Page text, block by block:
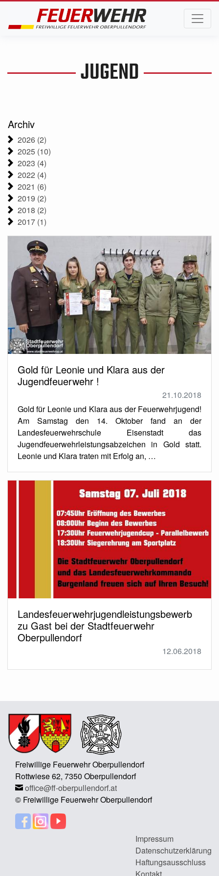
JUGEND
Gold für Leonie und Klara aus der
Jugendfeuerwehr !
21.10.2018
Gold für Leonie und Klara aus der Feuerwehrjugend!
Am Samstag den 14. Oktober fand an der
Landesfeuerwehrschule Eisenstadt das
Jugendfeuerwehrleistungsabzeichen in Gold statt.
Leonie und Klara traten mit Erfolg an, …
Landesfeuerwehrjugendleistungsbewerb
zu Gast bei der Stadtfeuerwehr
Oberpullendorf
12.06.2018
Archiv
2026 (2)
2025 (10)
2023 (4)
2022 (4)
2021 (6)
2019 (2)
2018 (2)
2017 (1)
Freiwillige Feuerwehr Oberpullendorf
Rottwiese 62, 7350 Oberpullendorf
office@ff-oberpullendorf.at
© Freiwillige Feuerwehr Oberpullendorf
Impressum
Datenschutzerklärung
Haftungsausschluss